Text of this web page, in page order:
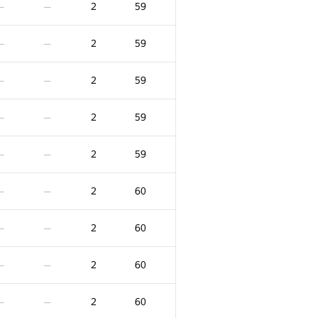
— 2 59
— 2 59
— 2 59
— 2 59
— 2 59
— 2 60
— 2 60
— 2 60
— 2 60
72 /15
2 52